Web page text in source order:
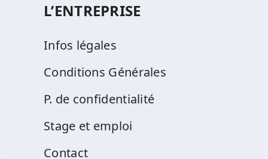
L’ENTREPRISE
Infos légales
Conditions Générales
P. de confidentialité
Stage et emploi
Contact